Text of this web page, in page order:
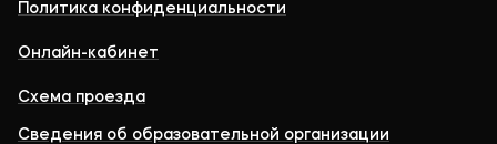
Политика конфиденциальности
Онлайн-кабинет
Схема проезда
Сведения об образовательной организации